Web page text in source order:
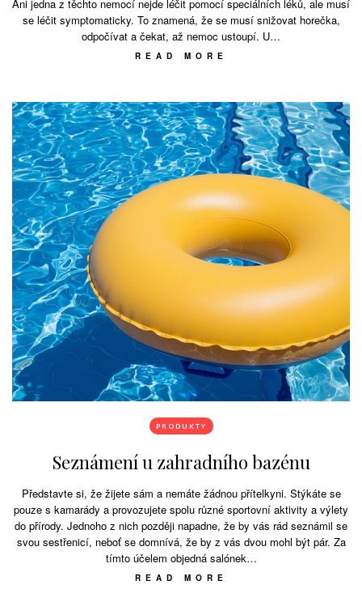
Ani jedna z těchto nemocí nejde léčit pomocí speciálních léků, ale musí
se léčit symptomaticky. To znamená, že se musí snižovat horečka,
odpočívat a čekat, až nemoc ustoupí. U…
READ MORE
PRODUKTY
Seznámení u zahradního bazénu
Představte si, že žijete sám a nemáte žádnou přítelkyni. Stýkáte se
pouze s kamarády a provozujete spolu různé sportovní aktivity a výlety
do přírody. Jednoho z nich později napadne, že by vás rád seznámil se
svou sestřenicí, neboť se domnívá, že by z vás dvou mohl být pár. Za
tímto účelem objedná salónek…
READ MORE